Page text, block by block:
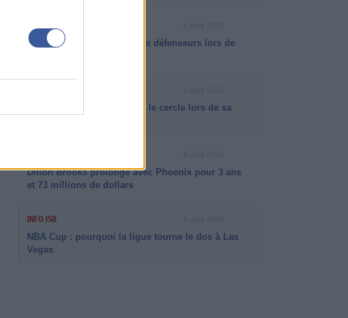
Dylan Harper a fait payer les défenseurs lors de
VJ Edgecombe a martyrisé le cercle lors de sa
Dillon Brooks prolonge avec Phoenix pour 3 ans
et 73 millions de dollars
INFO ISB
NBA Cup : pourquoi la ligue tourne le dos à Las
Vegas